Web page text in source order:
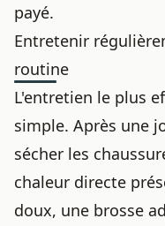
payé.
Entretenir
routine
L'entretien le plus
simple. Après une
sécher les
chaleur directe
doux, une brosse